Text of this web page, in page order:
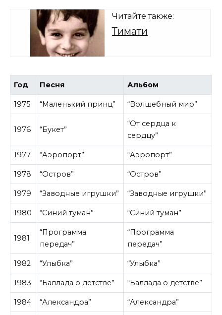
Читайте также:
Тимати
Год Песня Альбом
1975 “Маленький принц” “Волшебный мир”
1976 “Букет”
“От сердца к
сердцу”
1977 “Аэропорт” “Аэропорт”
1978 “Остров” “Остров”
1979 “Заводные игрушки” “Заводные игрушки”
1980 “Синий туман” “Синий туман”
1981
“Программа
передач”
“Программа
передач”
1982 “Улыбка” “Улыбка”
1983 “Баллада о детстве” “Баллада о детстве”
1984 “Александра” “Александра”